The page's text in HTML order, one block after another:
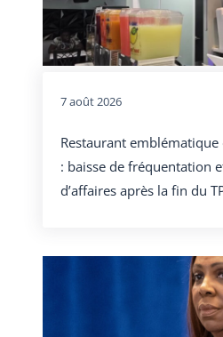
7 août 2026
Restaurant
: baisse de fréquentation
d’affaires après la fin du